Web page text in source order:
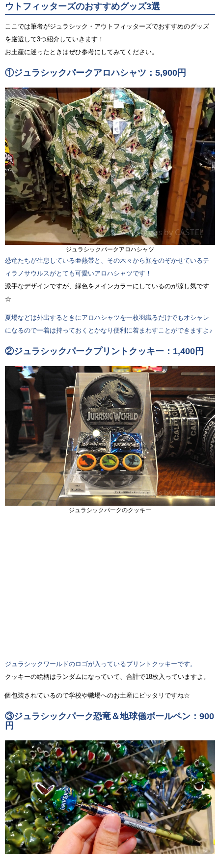
ウトフィッターズのおすすめグッズ3選
ここでは筆者がジュラシック・アウトフィッターズでおすすめのグッズ
を厳選して3つ紹介していきます！
お土産に迷ったときはぜひ参考にしてみてください。
①ジュラシックパークアロハシャツ：5,900円
ジュラシックパークアロハシャツ
恐竜たちが生息している亜熱帯と、その木々から顔をのぞかせているテ
ィラノサウルスがとても可愛いアロハシャツです！
派手なデザインですが、緑色をメインカラーにしているのが涼し気です
☆
夏場などは外出するときにアロハシャツを一枚羽織るだけでもオシャレ
になるので一着は持っておくとかなり便利に着まわすことができますよ♪
②ジュラシックパークプリントクッキー：1,400円
ジュラシックパークのクッキー
ジュラシックワールドのロゴが入っているプリントクッキーです。
クッキーの絵柄はランダムになっていて、合計で18枚入っていますよ。
個包装されているので学校や職場へのお土産にピッタリですね☆
③ジュラシックパーク恐竜＆地球儀ボールペン：900
円